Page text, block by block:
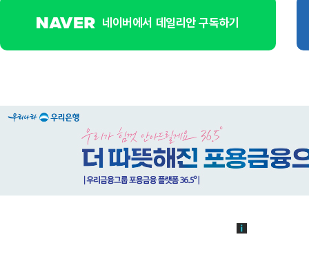
네이버에서 데일리안 구독하기